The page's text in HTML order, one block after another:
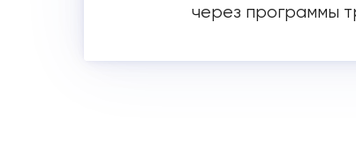
через программы